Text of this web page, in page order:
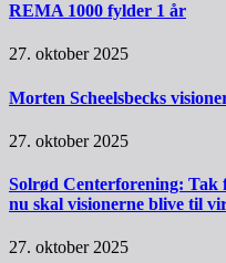
REMA 1000 fylder 1 år
27. oktober 2025
Morten Scheelsbecks
27. oktober 2025
Solrød Centerforening: Tak
nu skal visionerne blive til
27. oktober 2025